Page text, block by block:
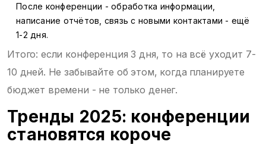
После конференции - обработка информации,
написание отчётов, связь с новыми контактами - ещё
1-2 дня.
Итого: если конференция 3 дня, то на всё уходит 7-
10 дней. Не забывайте об этом, когда планируете
бюджет времени - не только денег.
Тренды 2025: конференции
становятся короче